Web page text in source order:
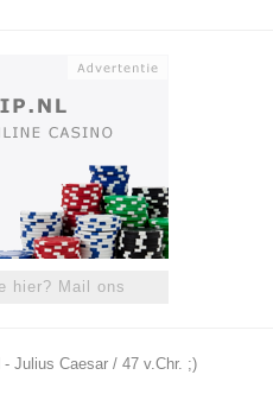
hier? Mail ons
Julius Caesar / 47 v.Chr. ;)